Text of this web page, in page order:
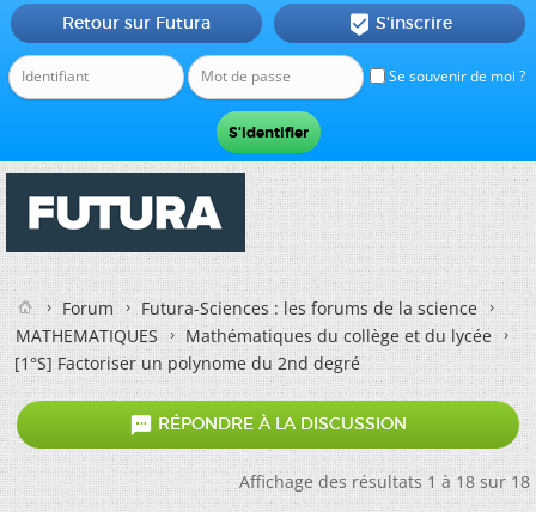
Se souvenir de moi ?
Retour sur Futura  S'inscrire
Forum
Futura-Sciences : les forums de la science
MATHEMATIQUES
Mathématiques du collège et du lycée
[1°S] Factoriser un polynome du 2nd degré
 RÉPONDRE À LA DISCUSSION
Affichage des résultats 1 à 18 sur 18